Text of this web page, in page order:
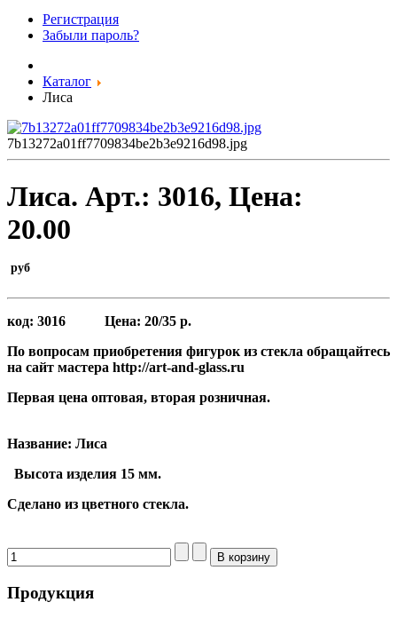
Регистрация
Забыли пароль?
Каталог
Лиса
7b13272a01ff7709834be2b3e9216d98.jpg
Лиса. Арт.: 3016, Цена:
20.00
руб
код: 3016 Цена: 20/35 р.
По вопросам приобретения фигурок из стекла обращайтесь
на сайт мастера http://art-and-glass.ru
Первая цена оптовая, вторая розничная.
Название: Лиса
Высота изделия 15 мм.
Сделано из цветного стекла.
Продукция